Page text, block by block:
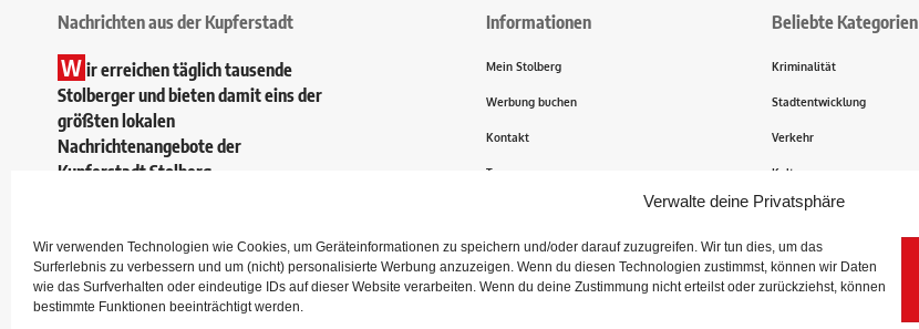
Verwalte deine Privatsphäre
Wir verwenden Technologien wie Cookies, um Geräteinformationen zu speichern und/oder darauf zuzugreifen. Wir tun dies, um das
Surferlebnis zu verbessern und um (nicht) personalisierte Werbung anzuzeigen. Wenn du diesen Technologien zustimmst, können wir Daten
wie das Surfverhalten oder eindeutige IDs auf dieser Website verarbeiten. Wenn du deine Zustimmung nicht erteilst oder zurückziehst, können
bestimmte Funktionen beeinträchtigt werden.
Nachrichten aus der Kupferstadt
W ir erreichen täglich tausende
Stolberger und bieten damit eins der
größten lokalen
Nachrichtenangebote der
Kupferstadt Stolberg.
Informationen
Mein Stolberg
Werbung buchen
Kontakt
Transparenz
Beliebte Kategorien
Kriminalität
Stadtentwicklung
Verkehr
Kultur